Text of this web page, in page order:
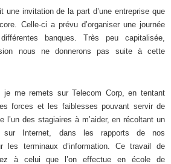
une invitation de la part d’une entreprise que
Celle-ci a prévu d’organiser une journée
banques. Très peu capitalisée,
nous ne donnerons pas suite à cette
me remets sur Telecom Corp, en tentant
forces et les faiblesses pouvant servir de
l’un des stagiaires à m’aider, en récoltant un
sur Internet, dans les rapports de nos
les terminaux d’information. Ce travail de
à celui que l’on effectue en école de